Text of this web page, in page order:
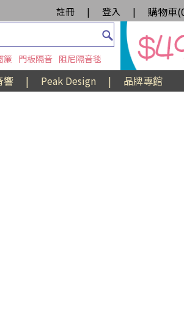
註冊 | 登入 | 購物車(
簾 門板隔音 阻尼隔音毯
響 | Peak Design |
品牌專館